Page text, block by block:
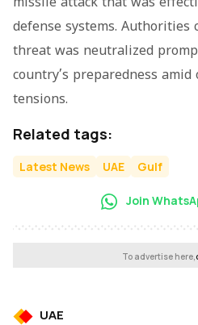
defense systems. Authorities
threat was neutralized
country’s preparedness
tensions.
Related tags:
Latest News UAE Gulf
Join
To advertise here,
UAE